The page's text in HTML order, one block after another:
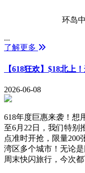
环岛
...
了解更多
【618狂欢】$18北上
2026-06-08
618年度巨惠来袭！想
至6月22日，我们特别
点准时开抢，限量200
湾区多个城市！无论
周末快闪旅行，今次